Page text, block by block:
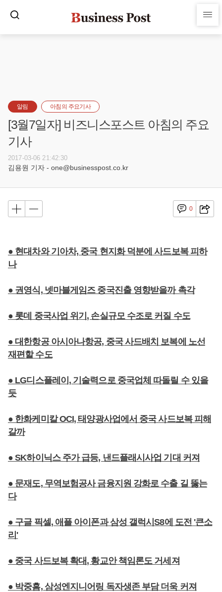
알림 아침의 주요기사
[3월7일자] 비즈니스포스트 아침의 주요
기사
2017-03-06 21:42:30
김용원 기자 - one@businesspost.co.kr
0
● 현대차와 기아차, 중국 현지화 덕분에 사드보복 피하
나
● 권영식, 넷마블게임즈 중국진출 영향받을까 촉각
● 롯데 중국사업 위기, 손실규모 수조로 커질 수도
● 대한항공 아시아나항공, 중국 사드배치 보복에 노선
재편할 수도
● LG디스플레이, 기술력으로 중국업체 따돌릴 수 있을
듯
● 한화케미칼 OCI, 태양광사업에서 중국 사드보복 피해
갈까
● SK하이닉스 주가 급등, 낸드플래시사업 기대 커져
● 문재도, 무역보험공사 금융지원 강화로 수출 길 뚫는
다
● 구글 픽셀, 애플 아이폰과 삼성 갤럭시S8에 도전 '큰소
리'
● 중국 사드보복 확대, 황교안 책임론도 거세져
● 박중흠, 삼성엔지니어링 독자생존 부담 더욱 커져